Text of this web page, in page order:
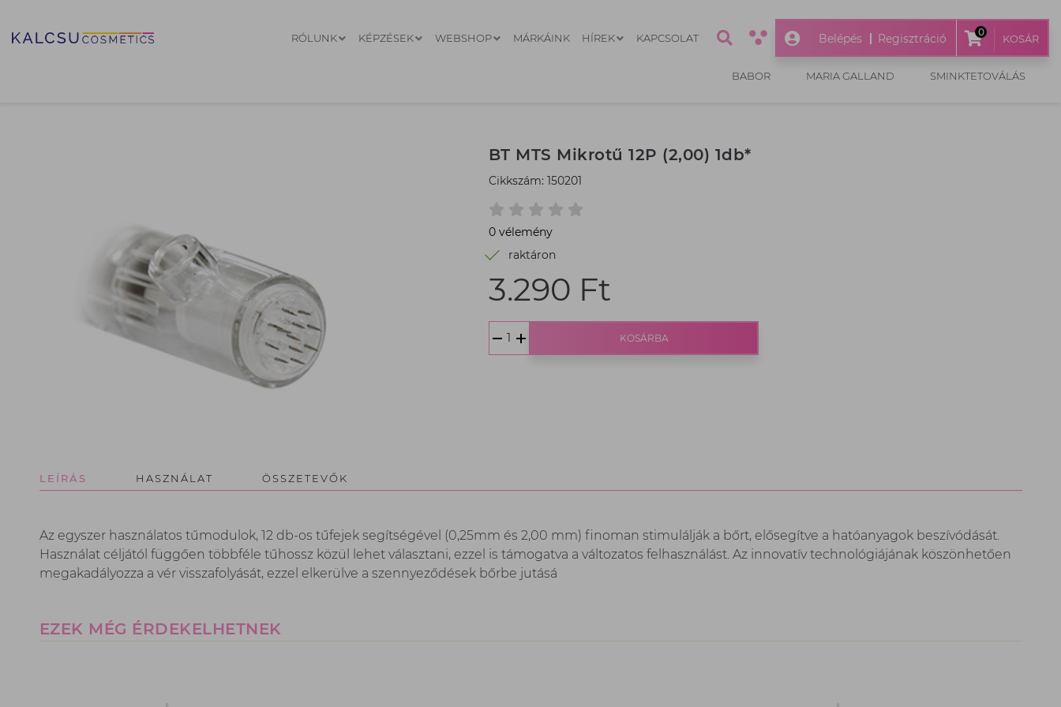
RÓLUNK KÉPZÉSEK WEBSHOP MÁRKÁINK HÍREK KAPCSOLAT Belépés Regisztráció 0
KOSÁR
BABOR MARIA GALLAND SMINKTETOVÁLÁS
BT MTS Mikrotű 12P (2,00) 1db*
Cikkszám: 150201
0 vélemény
raktáron
Termék
ár:
3.290 Ft
KOSÁRBA
LEÍRÁS HASZNÁLAT ÖSSZETEVŐK
Az egyszer használatos tűmodulok, 12 db-os tűfejek segítségével (0,25mm és 2,00 mm) finoman stimulálják a bőrt, elősegítve a hatóanyagok beszívódását.
Használat céljától függően többféle tűhossz közül lehet választani, ezzel is támogatva a változatos felhasználást. Az innovatív technológiájának köszönhetően
megakadályozza a vér visszafolyását, ezzel elkerülve a szennyeződések bőrbe jutásá
EZEK MÉG ÉRDEKELHETNEK